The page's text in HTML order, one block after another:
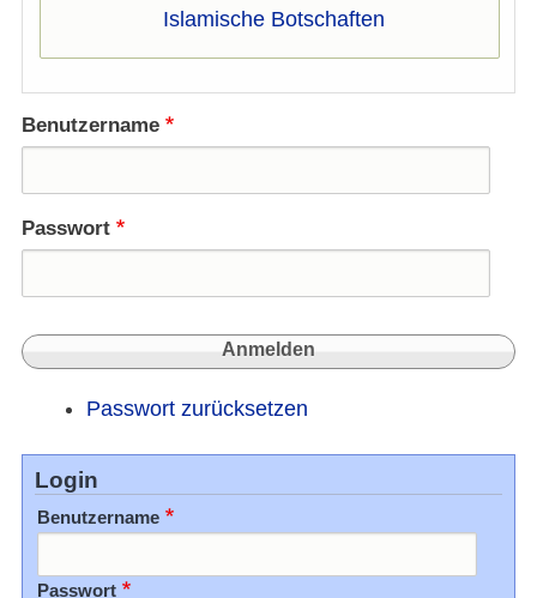
Islamische Botschaften
Benutzername
Passwort
Passwort zurücksetzen
Login
Benutzername
Passwort